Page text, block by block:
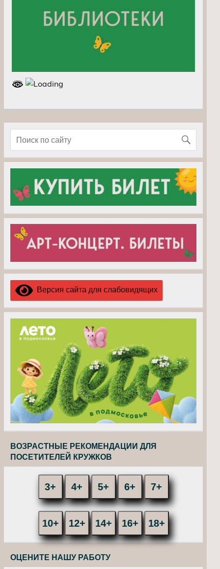
Версия сайта для слабовидящих
ВОЗРАСТНЫЕ РЕКОМЕНДАЦИИ ДЛЯ
ПОСЕТИТЕЛЕЙ КРУЖКОВ
3+ 4+ 5+ 6+ 7+
10+ 12+ 14+ 16+ 18+
ОЦЕНИТЕ НАШУ РАБОТУ